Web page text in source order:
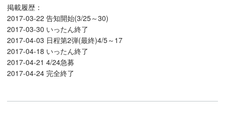
掲載履歴：
2017-03-22 告知開始(3/25～30)
2017-03-30 いったん終了
2017-04-03 日程第2弾(最終)4/5～17
2017-04-18 いったん終了
2017-04-21 4/24急募
2017-04-24 完全終了